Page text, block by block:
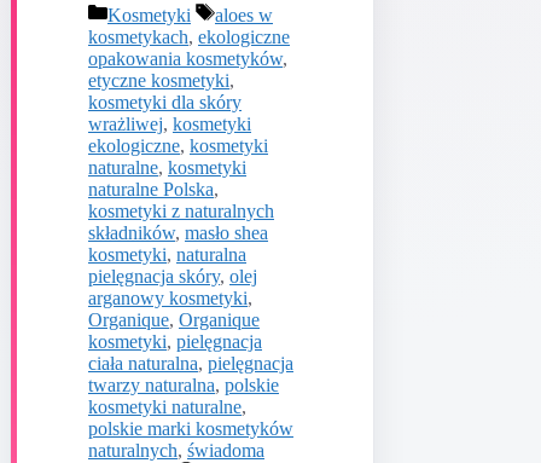
Kategorie
Kosmetyki Tagi
aloes w
kosmetykach, ekologiczne
opakowania kosmetyków,
etyczne kosmetyki,
kosmetyki dla skóry
wrażliwej, kosmetyki
ekologiczne, kosmetyki
naturalne, kosmetyki
naturalne Polska,
kosmetyki z naturalnych
składników, masło shea
kosmetyki, naturalna
pielęgnacja skóry, olej
arganowy kosmetyki,
Organique, Organique
kosmetyki, pielęgnacja
ciała naturalna, pielęgnacja
twarzy naturalna, polskie
kosmetyki naturalne,
polskie marki kosmetyków
naturalnych, świadoma